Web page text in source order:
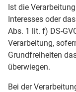
Ist die
Interesses oder
Abs. 1 lit. f) DS-
Verarbeitung,
Grundfreiheiten
überwiegen.
Bei der